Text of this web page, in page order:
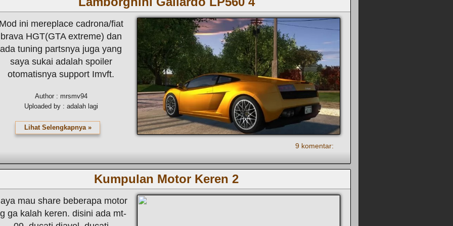
ini mereplace cadrona/fiat
brava HGT(GTA extreme) dan
ada tuning partsnya juga yang
saya sukai adalah spoiler
otomatisnya support Imvft.
Author : mrsmv94
Uploaded by : adalah lagi
Lihat Selengkapnya »
9 komentar:
Kumpulan Motor Keren 2
mau share beberapa motor
ga kalah keren. disini ada mt-